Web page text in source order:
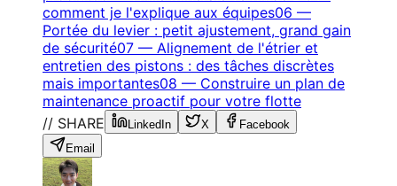
comment je l'explique aux équipes06 —
Portée du levier : petit ajustement, grand gain
de sécurité07 — Alignement de l'étrier et
entretien des pistons : des tâches discrètes
mais importantes08 — Construire un plan de
maintenance proactif pour votre flotte
// SHARE
LinkedIn X
Facebook
Email